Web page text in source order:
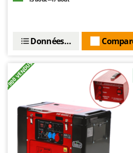
Palumbo Pavi
Philips
Pramac
Prismafood
Données techniques
+900 VENDUS